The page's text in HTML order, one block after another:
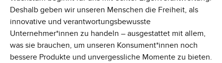
Deshalb geben wir unseren Menschen die Freiheit, als
innovative und verantwortungsbewusste
Unternehmer*innen zu handeln – ausgestattet mit allem,
was sie brauchen, um unseren Konsument*innen noch
bessere Produkte und unvergessliche Momente zu bieten.